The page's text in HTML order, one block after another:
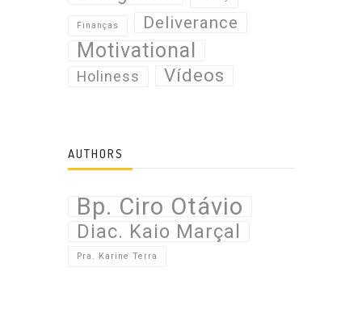
Finanças Deliverance
Motivational
Holiness Vídeos
AUTHORS
Bp. Ciro Otávio
Diac. Kaio Marçal
Pra. Karine Terra